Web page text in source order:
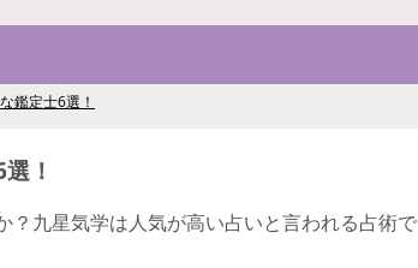
鑑定士6選！
！
？九星気学は人気が高い占いと言われる占術で